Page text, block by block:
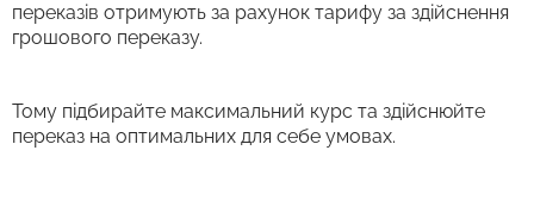
переказів отримують за рахунок тарифу за здійснення
грошового переказу.
Тому підбирайте максимальний курс та здійснюйте
переказ на оптимальних для себе умовах.